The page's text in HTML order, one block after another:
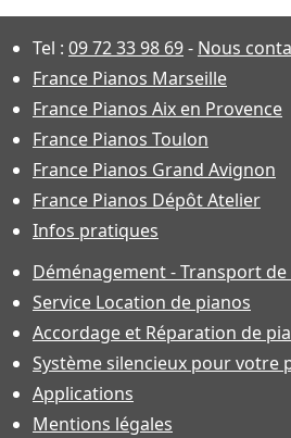
Tel : 09 72 33 98 69- Nous
France Pianos Marseille
France Pianos Aix en Provence
France Pianos Toulon
France Pianos Grand Avignon
France Pianos Dépôt Atelier
Infos pratiques
Déménagement - Transport
Service Location de pianos
Accordage et Réparation de
Système silencieux pour votre
Applications
Mentions légales